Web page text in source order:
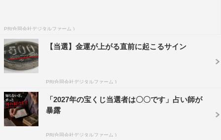
きつね
ジャングルポケット
タイムマシーン3号
チョコレートプラネット
PR(合同会社デジタルファーム )
【当選】金運が上がる直前に起こるサイン
PR(合同会社デジタルファーム )
「2027年の宝くじ当選者は〇〇です」占い師が
暴露
PR(合同会社デジタルファーム )